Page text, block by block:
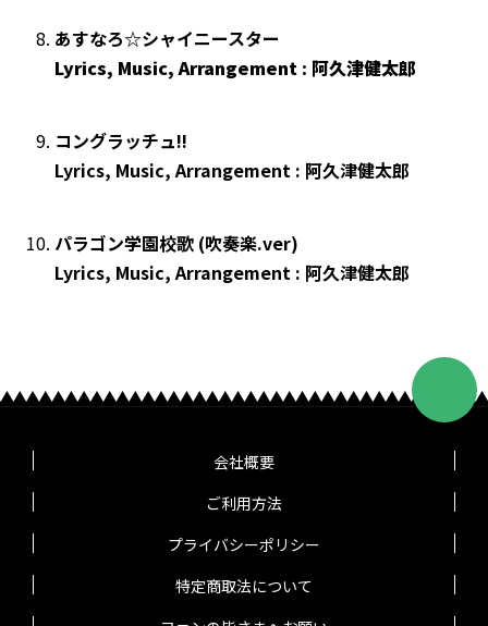
あすなろ☆シャイニースター
Lyrics, Music, Arrangement : 阿久津健太郎
コングラッチュ!!
Lyrics, Music, Arrangement : 阿久津健太郎
パラゴン学園校歌 (吹奏楽.ver)
Lyrics, Music, Arrangement : 阿久津健太郎
会社概要
ご利用方法
プライバシーポリシー
特定商取法について